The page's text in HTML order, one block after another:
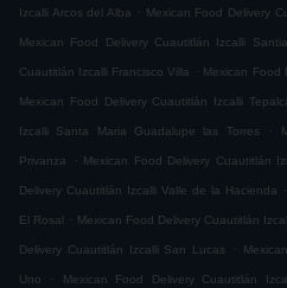
Izcalli Arcos del Alba . Mexican Food Delivery
Mexican Food Delivery Cuautitlán Izcalli
Cuautitlán Izcalli Francisco Villa . Mexican Food
Mexican Food Delivery Cuautitlán Izcalli
Izcalli Santa Maria Guadalupe las Torres .
Privanza . Mexican Food Delivery Cuautitlán
Delivery Cuautitlán Izcalli Valle de la Hacienda .
El Rosal . Mexican Food Delivery Cuautitlán
Delivery Cuautitlán Izcalli San Lucas .
Uno . Mexican Food Delivery Cuautitlán